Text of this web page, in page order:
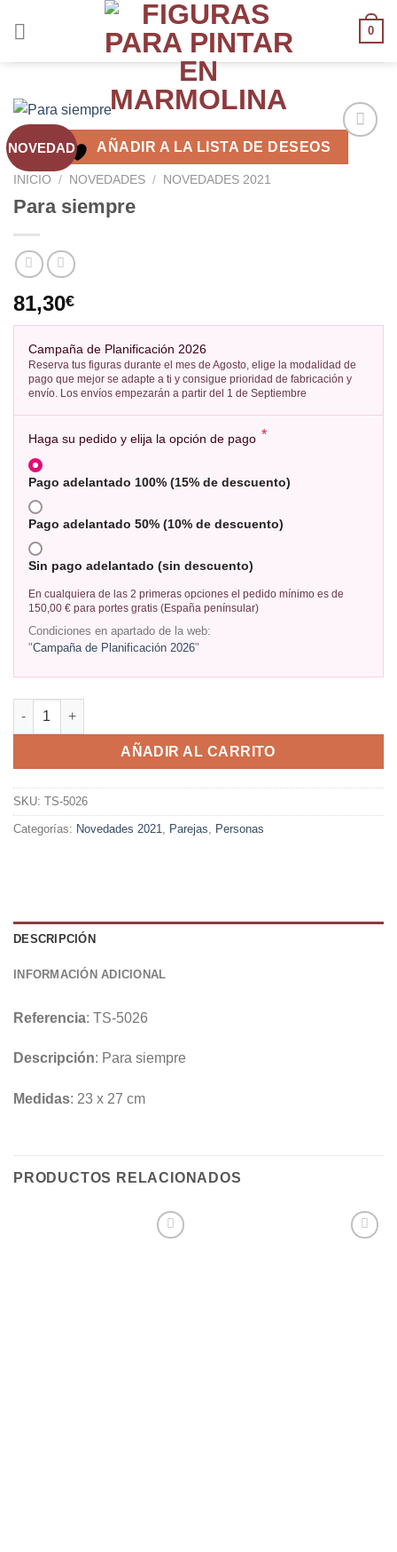
0
NOVEDAD
AÑADIR
AÑADIR A LA LISTA DE DESEOS
INICIO / NOVEDADES / NOVEDADES 2021
Para siempre
81,30€
Campaña de Planificación 2026
Reserva tus figuras durante el mes de Agosto, elige la modalidad de
pago que mejor se adapte a ti y consigue prioridad de fabricación y
envío. Los envíos empezarán a partir del 1 de Septiembre
Haga su pedido y elija la opción de pago *
Pago adelantado 100% (15% de descuento)
Pago adelantado 50% (10% de descuento)
Sin pago adelantado (sin descuento)
En cualquiera de las 2 primeras opciones el pedido mínimo es de
150,00 € para portes gratis (España penínsular)
Condiciones en apartado de la web:
"Campaña de Planificación 2026"
AÑADIR AL CARRITO
SKU: TS-5026
Categorías: Novedades 2021 Parejas Personas
DESCRIPCIÓN
INFORMACIÓN ADICIONAL
Referencia: TS-5026
Descripción: Para siempre
Medidas: 23 x 27 cm
PRODUCTOS RELACIONADOS